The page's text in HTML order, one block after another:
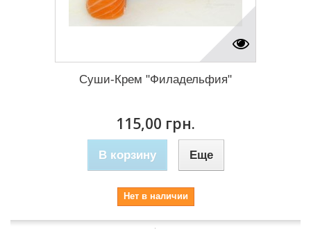
Суши-Крем "Филадельфия"
115,00 грн.
В корзину Еще
Нет в наличии